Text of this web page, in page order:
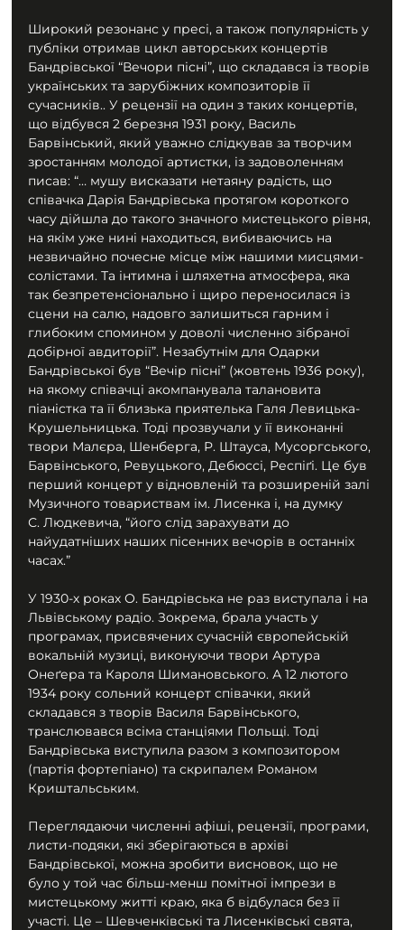
Широкий резонанс у пресі, а також популярність у
публіки отримав цикл авторських концертів
Бандрівської “Вечори пісні”, що складався із творів
українських та зарубіжних композиторів її
сучасників.. У рецензії на один з таких концертів,
що відбувся 2 березня 1931 року, Василь
Барвінський, який уважно слідкував за творчим
зростанням молодої артистки, із задоволенням
писав: “… мушу висказати нетаяну радість, що
співачка Дарія Бандрівська протягом короткого
часу дійшла до такого значного мистецького рівня,
на якім уже нині находиться, вибиваючись на
незвичайно почесне місце між нашими мисцями-
солістами. Та інтимна і шляхетна атмосфера, яка
так безпретенсіонально і щиро переносилася із
сцени на салю, надовго залишиться гарним і
глибоким спомином у доволі численно зібраної
добірної авдиторії”. Незабутнім для Одарки
Бандрівської був “Вечір пісні” (жовтень 1936 року),
на якому співачці акомпанувала талановита
піаністка та її близька приятелька Галя Левицька-
Крушельницька. Тоді прозвучали у її виконанні
твори Малєра, Шенберга, Р. Штауса, Мусоргського,
Барвінського, Ревуцького, Дебюссі, Респіґі. Це був
перший концерт у відновленій та розширеній залі
Музичного товариствам ім. Лисенка і, на думку
С. Людкевича, “його слід зарахувати до
найудатніших наших пісенних вечорів в останніх
часах.”
У 1930-х роках О. Бандрівська не раз виступала і на
Львівському радіо. Зокрема, брала участь у
програмах, присвячених сучасній європейській
вокальній музиці, виконуючи твори Артура
Онеґера та Кароля Шимановського. А 12 лютого
1934 року сольний концерт співачки, який
складався з творів Василя Барвінського,
транслювався всіма станціями Польщі. Тоді
Бандрівська виступила разом з композитором
(партія фортепіано) та скрипалем Романом
Криштальським.
Переглядаючи численні афіші, рецензії, програми,
листи-подяки, які зберігаються в архіві
Бандрівської, можна зробити висновок, що не
було у той час більш-менш помітної імпрези в
мистецькому житті краю, яка б відбулася без її
участі. Це – Шевченківські та Лисенківські свята,